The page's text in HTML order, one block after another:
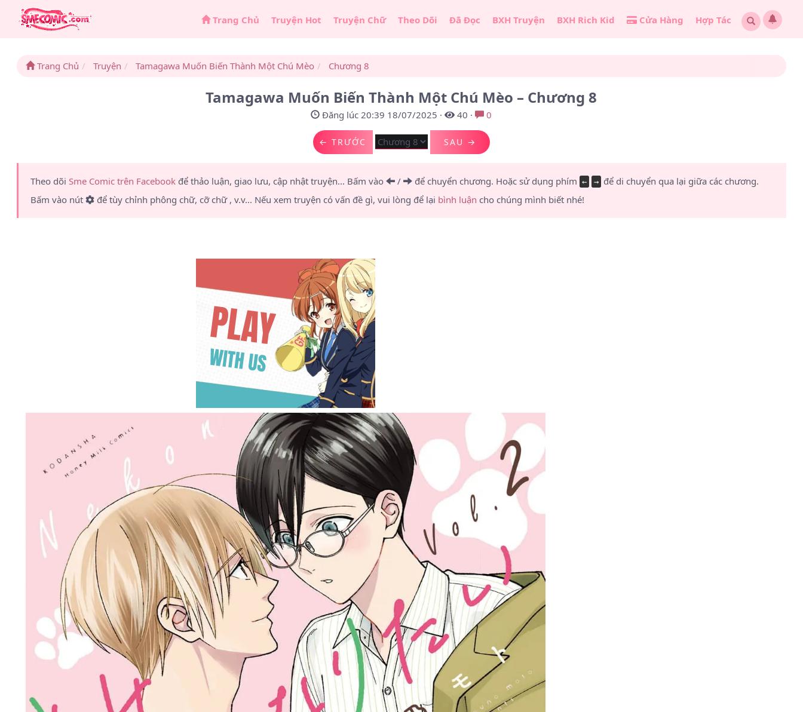
Trang Chủ Truyện Hot Truyện Chữ Theo Dõi Đã Đọc BXH Truyện BXH Rich Kid Cửa Hàng Hợp Tác
Trang Chủ Truyện Tamagawa Muốn Biến Thành Một Chú Mèo Chương 8
Tamagawa Muốn Biến Thành Một Chú Mèo – Chương 8
Đăng lúc 20:39 18/07/2025 · 40 · 0
← TRƯỚC SAU →
Theo dõi Sme Comic trên Facebook để thảo luận, giao lưu, cập nhật truyện... Bấm vào / để chuyển chương. Hoặc sử dụng phím ← → để di chuyển qua lại giữa các chương.
Bấm vào nút
để tùy chỉnh phông chữ, cỡ chữ , v.v... Nếu xem truyện có vấn đề gì, vui lòng để lại bình luận cho chúng mình biết nhé!